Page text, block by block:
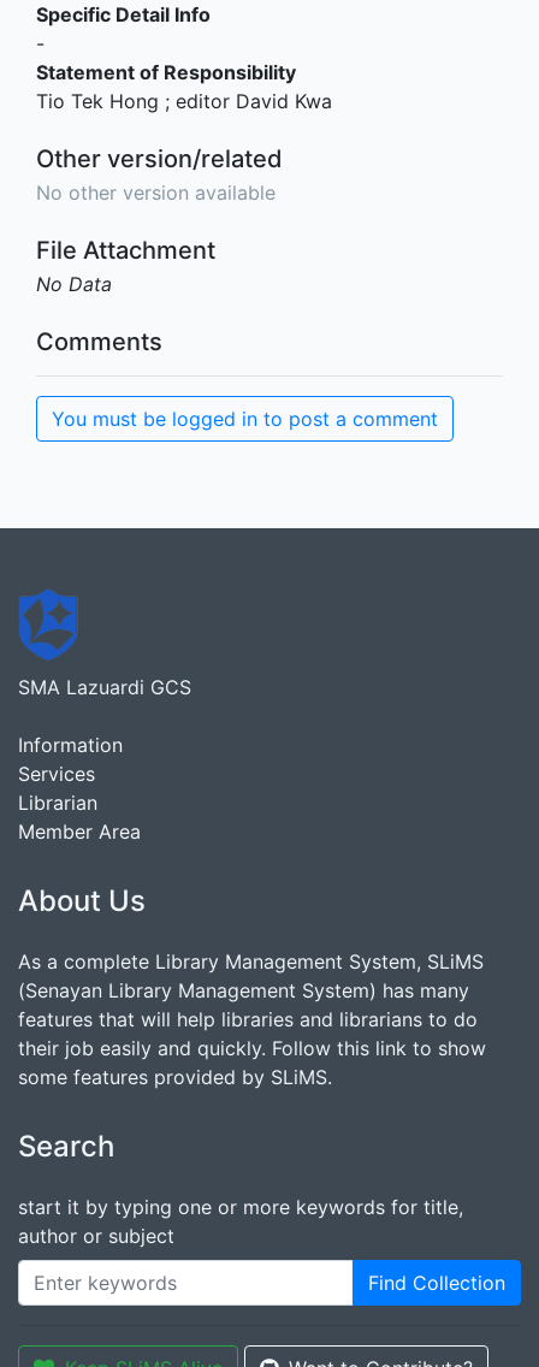
Specific Detail Info
-
Statement of Responsibility
Tio Tek Hong ; editor David Kwa
Other version/related
No other version available
File Attachment
No Data
Comments
You must be logged in to post a comment
SMA Lazuardi GCS
Information
Services
Librarian
Member Area
About Us
As a complete Library Management System, SLiMS
(Senayan Library Management System) has many
features that will help libraries and librarians to do
their job easily and quickly. Follow this link to show
some features provided by SLiMS.
Search
start it by typing one or more keywords for title,
author or subject
Find Collection